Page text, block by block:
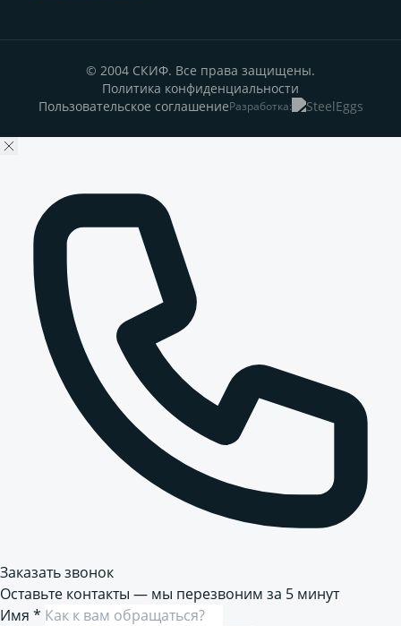
© 2004 СКИФ. Все права защищены.
Политика конфиденциальности
Пользовательское соглашениеРазработка:
Заказать звонок
Оставьте контакты — мы перезвоним за 5 минут
Имя *